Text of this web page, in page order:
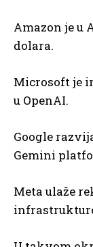
Amazon je u
dolara.
Microsoft je
u OpenAI.
Google
Gemini
Meta ulaže